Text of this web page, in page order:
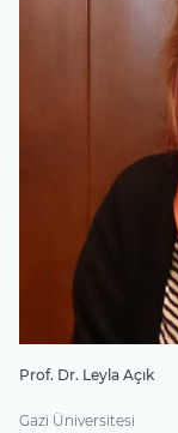
Prof. Dr. Leyla Açık
Gazi Üniversitesi